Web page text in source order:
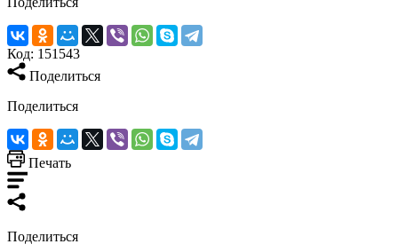
Код: 151543
Поделиться
Поделиться
Печать
Поделиться